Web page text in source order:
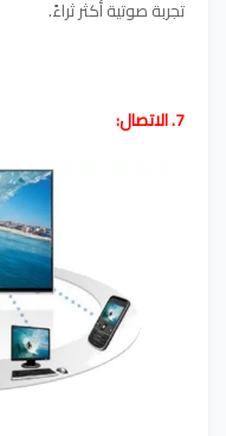
تجربة صوتية أكثر ثراءً.
7. الاتصال: